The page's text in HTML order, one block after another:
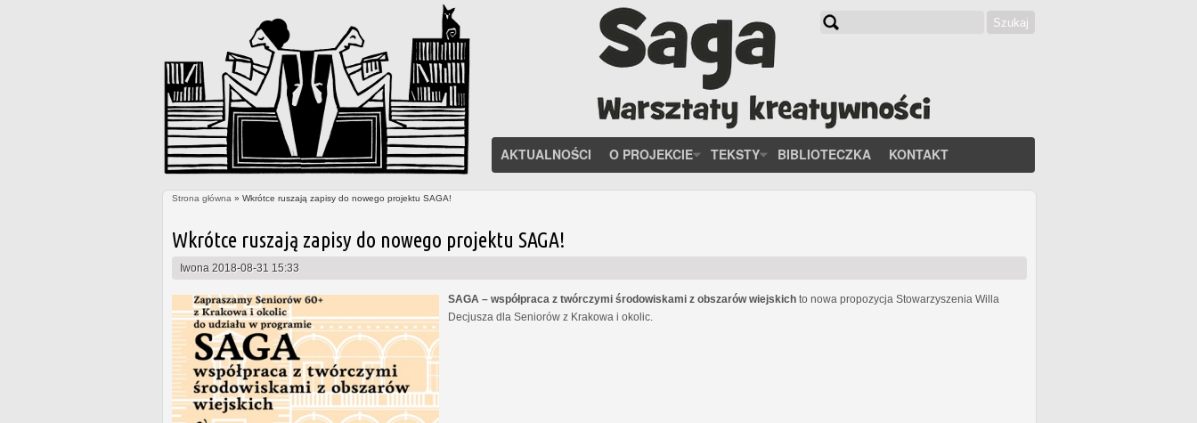
Szukaj
AKTUALNOŚCI O PROJEKCIE TEKSTY BIBLIOTECZKA KONTAKT
Strona główna » Wkrótce ruszają zapisy do nowego projektu SAGA!
Wkrótce ruszają zapisy do nowego projektu SAGA!
Iwona 2018-08-31 15:33
SAGA – współpraca z twórczymi środowiskami z obszarów wiejskich to nowa propozycja Stowarzyszenia Willa
Decjusza dla Seniorów z Krakowa i okolic.